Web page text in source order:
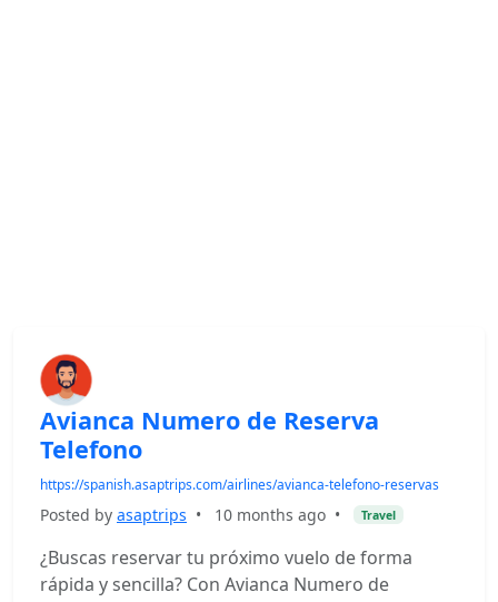
Avianca Numero de Reserva
Telefono
https://spanish.asaptrips.com/airlines/avianca-telefono-reservas
Posted by asaptrips • 10 months ago • Travel
¿Buscas reservar tu próximo vuelo de forma
rápida y sencilla? Con Avianca Numero de